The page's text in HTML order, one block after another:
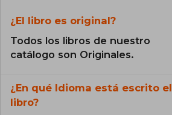
¿El libro es original?
Todos los libros de nuestro
catálogo son Originales.
¿En qué Idioma está escrito el
libro?